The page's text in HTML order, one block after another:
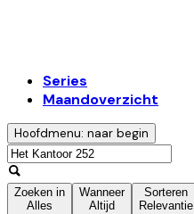
Series
Maandoverzicht
Hoofdmenu: naar begin
Zoeken in
Alles
Wanneer
Altijd
Sorteren
Relevantie